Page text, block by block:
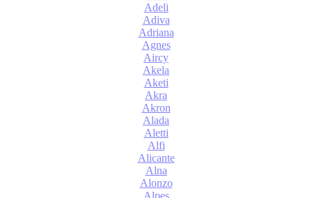
Adeli
Adiva
Adriana
Agnes
Aircy
Akela
Aketi
Akra
Akron
Alada
Aletti
Alfi
Alicante
Alna
Alonzo
Alpes